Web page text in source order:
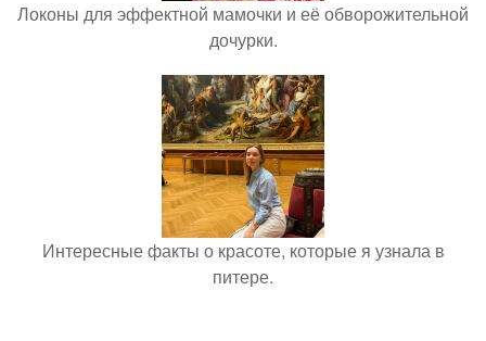
Локоны для эффектной мамочки и её обворожительной
дочурки.
Интересные факты о красоте, которые я узнала в
питере.